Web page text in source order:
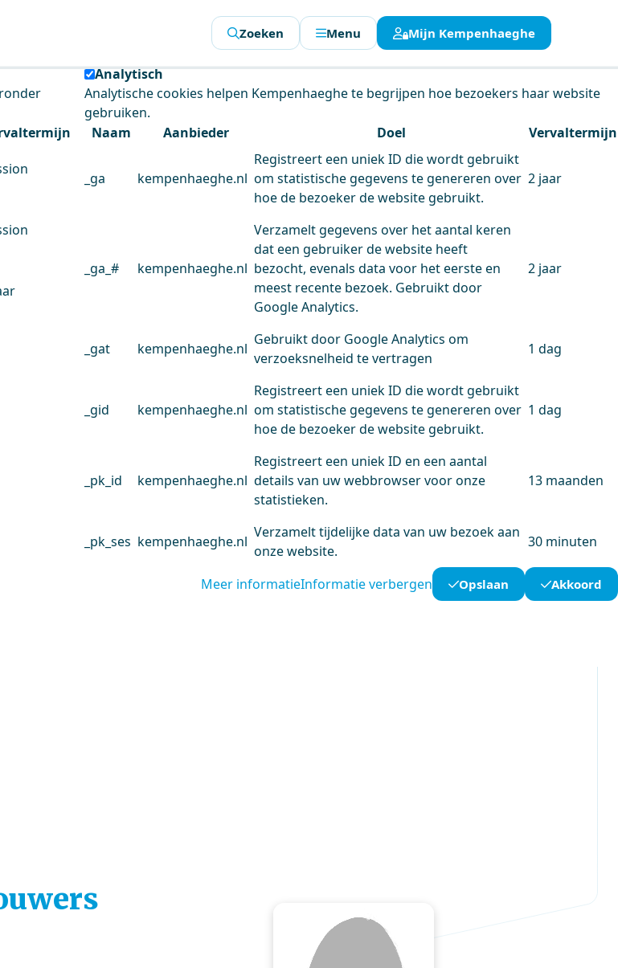
en het gebruiksgemak te verbeteren.
Analytisch
Analytische cookies helpen Kempenhaeghe te begrijpen hoe bezoekers haar website
gebruiken.
Naam
Aanbieder Doel Vervaltermijn
_ga kempenhaeghe.nl
Registreert een uniek ID die wordt gebruikt
om statistische gegevens te genereren over
hoe de bezoeker de website gebruikt.
2 jaar
_ga_# kempenhaeghe.nl
Verzamelt gegevens over het aantal keren
dat een gebruiker de website heeft
bezocht, evenals data voor het eerste en
meest recente bezoek. Gebruikt door
Google Analytics.
2 jaar
_gat kempenhaeghe.nl
Gebruikt door Google Analytics om
verzoeksnelheid te vertragen
1 dag
_gid kempenhaeghe.nl
Registreert een uniek ID die wordt gebruikt
om statistische gegevens te genereren over
hoe de bezoeker de website gebruikt.
1 dag
_pk_id kempenhaeghe.nl
Registreert een uniek ID en een aantal
details van uw webbrowser voor onze
statistieken.
13 maanden
_pk_ses kempenhaeghe.nl
Verzamelt tijdelijke data van uw bezoek aan
onze website.
30 minuten
Meer informatieInformatie verbergen Opslaan Akkoord
Zoeken Menu Mijn Kempenhaeghe